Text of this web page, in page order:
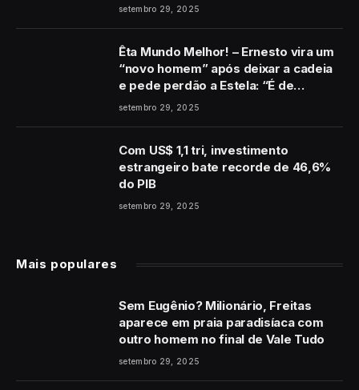
setembro 29, 2025
Êta Mundo Melhor! – Ernesto vira um
“novo homem” após deixar a cadeia
e pede perdão a Estela: “É de
coração”
setembro 29, 2025
Com US$ 1,1 tri, investimento
estrangeiro bate recorde de 46,6%
do PIB
setembro 29, 2025
Mais populares
Sem Eugênio? Milionário, Freitas
aparece em praia paradisíaca com
outro homem no final de Vale Tudo
setembro 29, 2025